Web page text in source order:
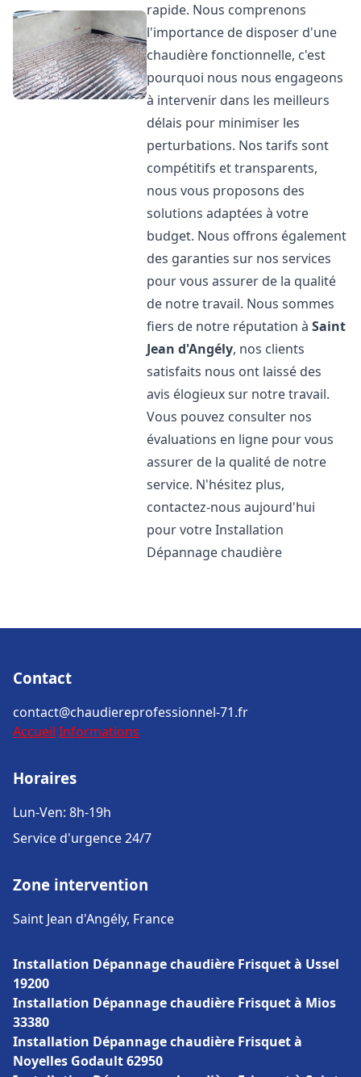
rapide. Nous comprenons
l'importance de disposer d'une
chaudière fonctionnelle, c'est
pourquoi nous nous engageons
à intervenir dans les meilleurs
délais pour minimiser les
perturbations. Nos tarifs sont
compétitifs et transparents,
nous vous proposons des
solutions adaptées à votre
budget. Nous offrons également
des garanties sur nos services
pour vous assurer de la qualité
de notre travail. Nous sommes
fiers de notre réputation àSaint
Jean d'Angély, nos clients
satisfaits nous ont laissé des
avis élogieux sur notre travail.
Vous pouvez consulter nos
évaluations en ligne pour vous
assurer de la qualité de notre
service. N'hésitez plus,
contactez-nous aujourd'hui
pour votre Installation
Dépannage chaudière
Contact
contact@chaudiereprofessionnel-71.fr
Accueil Informations
Horaires
Lun-Ven: 8h-19h
Service d'urgence 24/7
Zone intervention
Saint Jean d'Angély, France
Installation Dépannage chaudière Frisquet à Ussel
19200
Installation Dépannage chaudière Frisquet à Mios
33380
Installation Dépannage chaudière Frisquet à
Noyelles Godault 62950